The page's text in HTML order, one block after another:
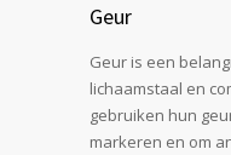
Geur
Geur is een
lichaamstaal en
gebruiken hun
markeren en om